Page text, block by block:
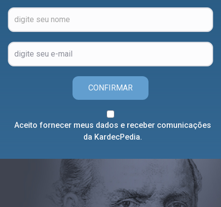
CONFIRMAR
Aceito fornecer meus dados e receber comunicações
da KardecPedia.